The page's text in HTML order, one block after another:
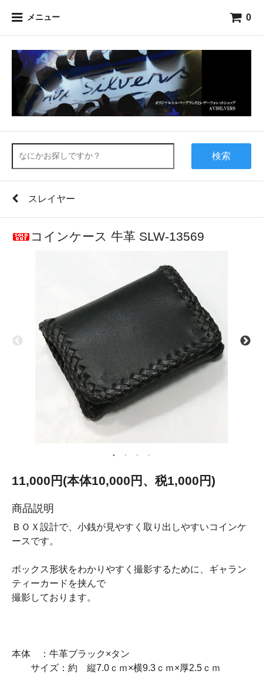
メニュー 0
検索
スレイヤー
コインケース 牛革 SLW-13569
11,000円(本体10,000円、税1,000円)
商品説明
ＢＯＸ設計で、小銭が見やすく取り出しやすいコインケ
ースです。
ボックス形状をわかりやすく撮影するために、ギャラン
ティーカードを挟んで
撮影しております。
本体 ：牛革ブラック×タン
サイズ：約 縦7.0ｃｍ×横9.3ｃｍ×厚2.5ｃｍ